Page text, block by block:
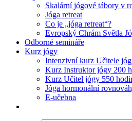
Skalární jógové tábory v
Jóga retreat
Co je „jóga retreat“?
Evropský Chrám Světla
Odborné semináře
Kurz jógy
Intenzivní kurz Učitele
Kurz Instruktor jógy 200
Kurz Učitel jógy 550
Jóga hormonální
E-učebna